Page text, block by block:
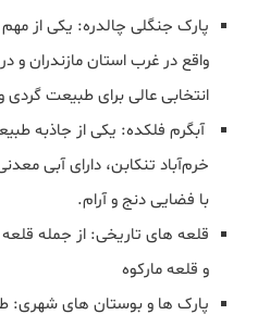
پارک جنگلی چالدره: یکی از
واقع در غرب استان مازندران و
انتخابی عالی برای طبیعت‌ گردی
آبگرم فلکده: یکی از جاذبه
خرم‌آباد تنکابن، دارای آبی
با فضایی دنج و آرام.
قلعه های تاریخی: از جمله
و قلعه مارکوه
پارک‌ ها و بوستان‌ های شهری: